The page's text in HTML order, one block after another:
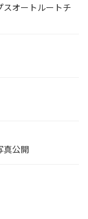
スオートルートチ
真公開